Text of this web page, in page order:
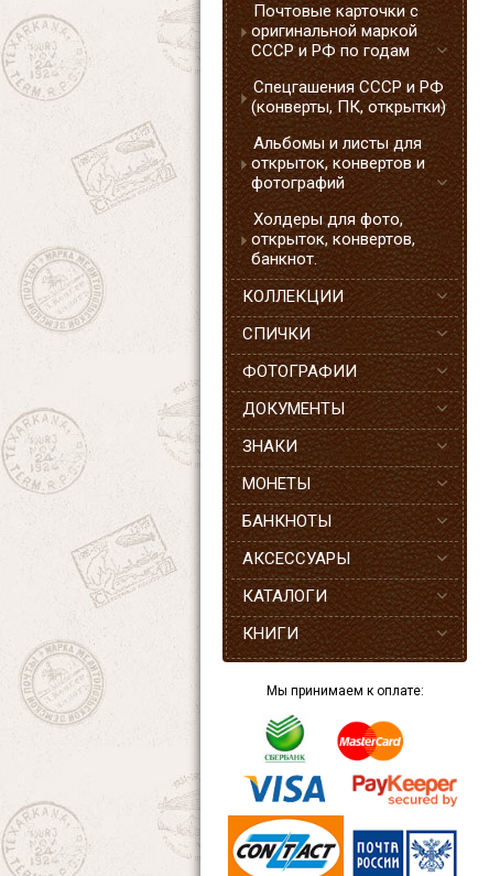
Почтовые карточки с
оригинальной маркой
СССР и РФ по годам
Спецгашения СССР и РФ
(конверты, ПК, открытки)
Альбомы и листы для
открыток, конвертов и
фотографий
Холдеры для фото,
открыток, конвертов,
банкнот.
КОЛЛЕКЦИИ
СПИЧКИ
ФОТОГРАФИИ
ДОКУМЕНТЫ
ЗНАКИ
МОНЕТЫ
БАНКНОТЫ
АКСЕССУАРЫ
КАТАЛОГИ
КНИГИ
Мы принимаем к оплате: